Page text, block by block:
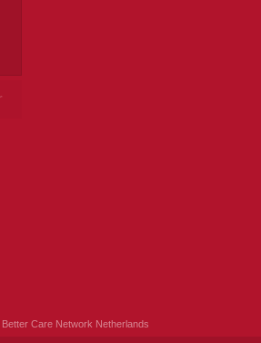
Care Network Netherlands